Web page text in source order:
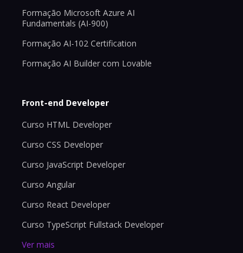
Formação Microsoft Azure AI
Fundamentals (AI-900)
Formação AI-102 Certification
Formação AI Builder com Lovable
Front-end Developer
Curso HTML Developer
Curso CSS Developer
Curso JavaScript Developer
Curso Angular
Curso React Developer
Curso TypeScript Fullstack Developer
Ver mais